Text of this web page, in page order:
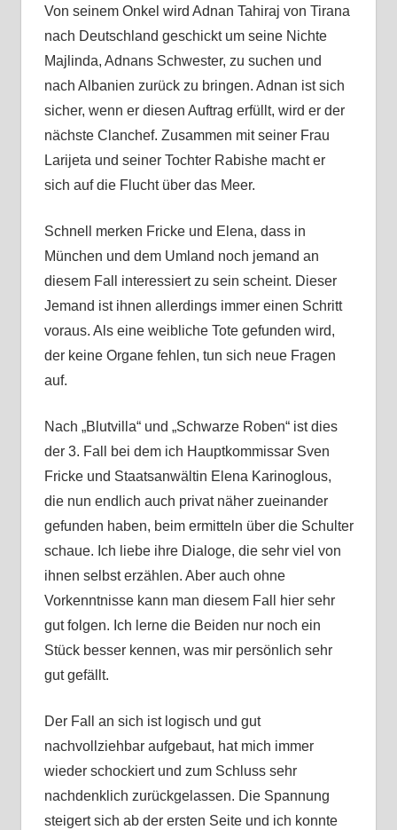
Von seinem Onkel wird Adnan Tahiraj von Tirana
nach Deutschland geschickt um seine Nichte
Majlinda, Adnans Schwester, zu suchen und
nach Albanien zurück zu bringen. Adnan ist sich
sicher, wenn er diesen Auftrag erfüllt, wird er der
nächste Clanchef. Zusammen mit seiner Frau
Larijeta und seiner Tochter Rabishe macht er
sich auf die Flucht über das Meer.
Schnell merken Fricke und Elena, dass in
München und dem Umland noch jemand an
diesem Fall interessiert zu sein scheint. Dieser
Jemand ist ihnen allerdings immer einen Schritt
voraus. Als eine weibliche Tote gefunden wird,
der keine Organe fehlen, tun sich neue Fragen
auf.
Nach „Blutvilla“ und „Schwarze Roben“ ist dies
der 3. Fall bei dem ich Hauptkommissar Sven
Fricke und Staatsanwältin Elena Karinoglous,
die nun endlich auch privat näher zueinander
gefunden haben, beim ermitteln über die Schulter
schaue. Ich liebe ihre Dialoge, die sehr viel von
ihnen selbst erzählen. Aber auch ohne
Vorkenntnisse kann man diesem Fall hier sehr
gut folgen. Ich lerne die Beiden nur noch ein
Stück besser kennen, was mir persönlich sehr
gut gefällt.
Der Fall an sich ist logisch und gut
nachvollziehbar aufgebaut, hat mich immer
wieder schockiert und zum Schluss sehr
nachdenklich zurückgelassen. Die Spannung
steigert sich ab der ersten Seite und ich konnte